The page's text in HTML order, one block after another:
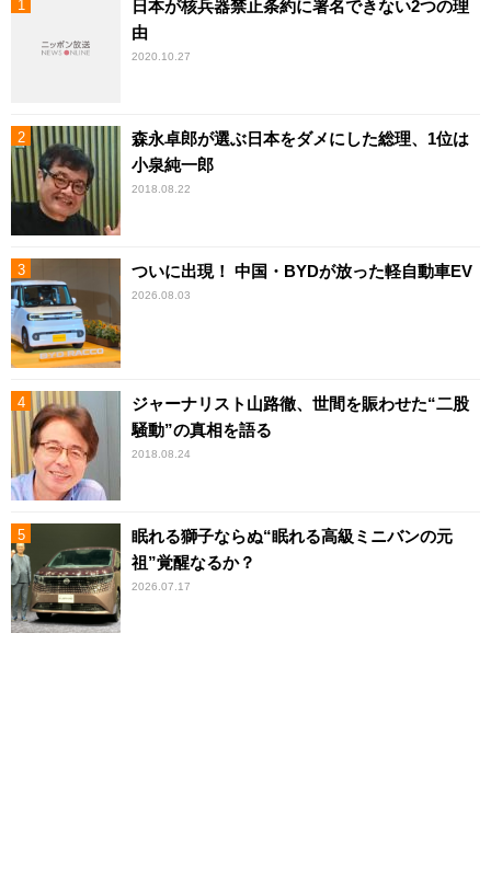
日本が核兵器禁止条約に署名できない2つの理
由
2020.10.27
森永卓郎が選ぶ日本をダメにした総理、1位は
小泉純一郎
2018.08.22
ついに出現！ 中国・BYDが放った軽自動車EV
2026.08.03
ジャーナリスト山路徹、世間を賑わせた“二股
騒動”の真相を語る
2018.08.24
眠れる獅子ならぬ“眠れる高級ミニバンの元
祖”覚醒なるか？
2026.07.17